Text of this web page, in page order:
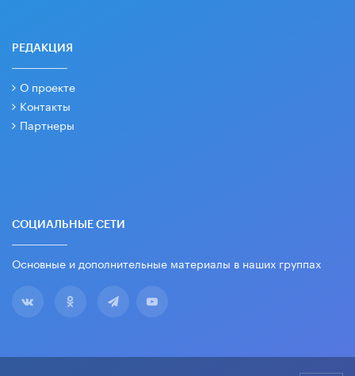
РЕДАКЦИЯ
О проекте
Контакты
Партнеры
СОЦИАЛЬНЫЕ СЕТИ
Основные и дополнительные материалы в наших группах